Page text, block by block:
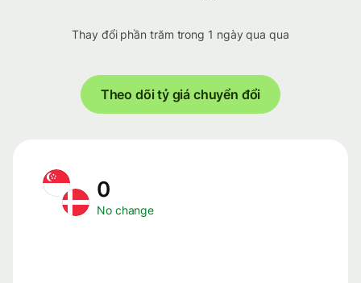
Thay đổi phần trăm trong 1 ngày qua qua
Theo dõi tỷ giá chuyển đổi
0
No change